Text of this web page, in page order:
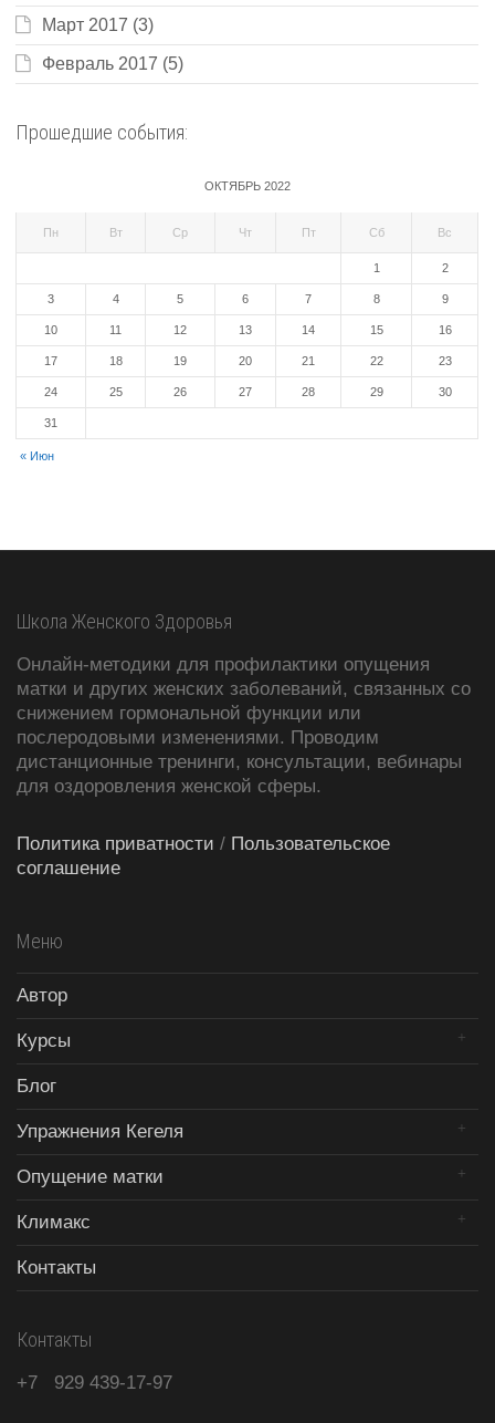
Март 2017 (3)
Февраль 2017 (5)
Прошедшие события:
ОКТЯБРЬ 2022
Пн Вт Ср Чт Пт Сб Вс
« Июн
1 2
3 4 5 6 7 8 9
10 11 12 13 14 15 16
17 18 19 20 21 22 23
24 25 26 27 28 29 30
31
Школа Женского Здоровья
Онлайн-методики для профилактики опущения
матки и других женских заболеваний, связанных со
снижением гормональной функции или
послеродовыми изменениями. Проводим
дистанционные тренинги, консультации, вебинары
для оздоровления женской сферы.
Политика приватности / Пользовательское
соглашение
Меню
Автор
Курсы
Блог
Упражнения Кегеля
Опущение матки
Климакс
Контакты
Контакты
+7 929 439-17-97